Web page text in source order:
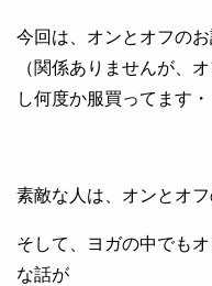
今回は、オンとオフのお
（関係ありませんが、
し何度か服買ってます・
素敵な人は、オンとオ
そして、ヨガの中でも
な話が